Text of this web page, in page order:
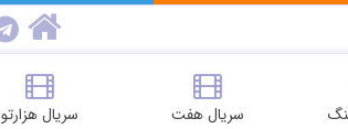
سریال هفت سریال هزارتو